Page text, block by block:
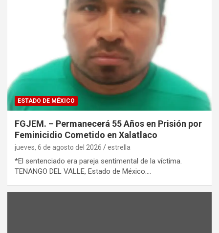
ESTADO DE MÉXICO
FGJEM. – Permanecerá 55 Años en Prisión por
Feminicidio Cometido en Xalatlaco
jueves, 6 de agosto del 2026 estrella
*El sentenciado era pareja sentimental de la víctima.
TENANGO DEL VALLE, Estado de México.…